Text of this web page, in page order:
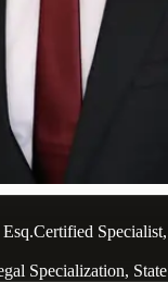
Certified
Specialization,